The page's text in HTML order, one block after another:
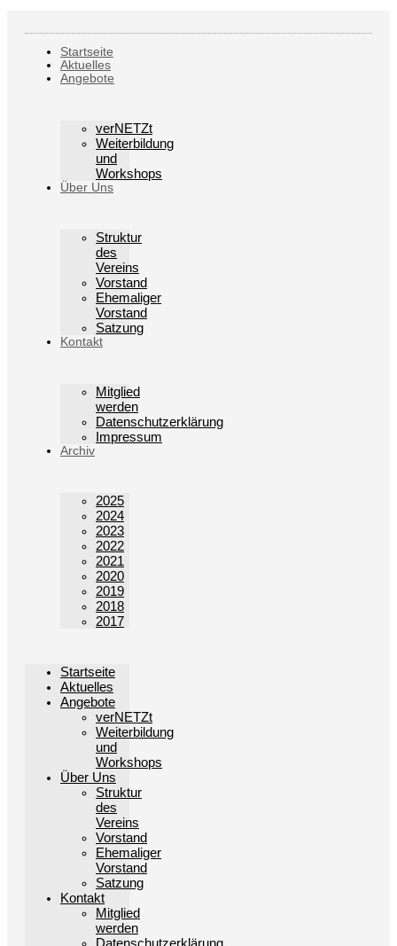
Startseite
Aktuelles
Angebote
verNETZt
Weiterbildung
und
Workshops
Über Uns
Struktur
des
Vereins
Vorstand
Ehemaliger
Vorstand
Satzung
Kontakt
Mitglied
werden
Datenschutzerklärung
Impressum
Archiv
2025
2024
2023
2022
2021
2020
2019
2018
2017
Startseite
Aktuelles
Angebote
verNETZt
Weiterbildung
und
Workshops
Über Uns
Struktur
des
Vereins
Vorstand
Ehemaliger
Vorstand
Satzung
Kontakt
Mitglied
werden